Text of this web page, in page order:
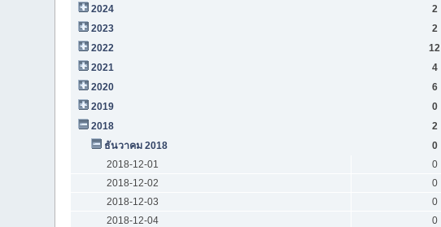
2024
2
2023
2
2022
12
2021
4
2020
6
2019
0
2018
2
ธันวาคม 2018
0
2018-12-01
0
2018-12-02
0
2018-12-03
0
2018-12-04
0